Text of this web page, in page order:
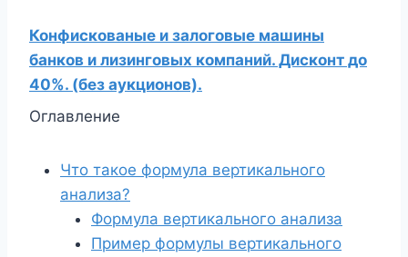
Конфискованые и залоговые машины
банков и лизинговых компаний. Дисконт до
40%. (без аукционов).
Оглавление
Что такое формула вертикального
анализа?
Формула вертикального анализа
Пример формулы вертикального